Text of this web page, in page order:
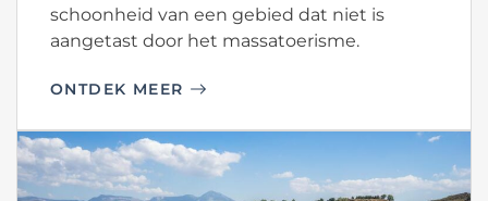
schoonheid van een gebied dat niet is
aangetast door het massatoerisme.
ONTDEK MEER